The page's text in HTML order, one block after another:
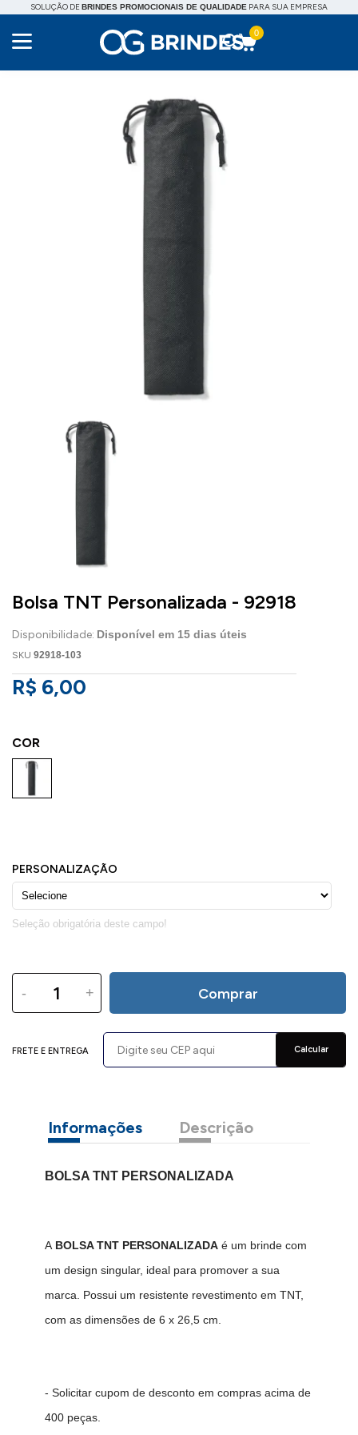
SOLUÇÃO DEBRINDES PROMOCIONAIS DE QUALIDADE PARA SUA EMPRESA
0
Bolsa TNT Personalizada - 92918
Disponibilidade: Disponível em 15 dias úteis
SKU 92918-103
R$ 6,00
COR
- + Comprar
FRETE E ENTREGA Calcular
Informações Descrição
BOLSA TNT PERSONALIZADA
ABOLSA TNT PERSONALIZADAé um brinde com
um design singular, ideal para promover a sua
marca. Possui um resistente revestimento em TNT,
com as dimensões de 6 x 26,5 cm.
- Solicitar cupom de desconto em compras acima de
400 peças.